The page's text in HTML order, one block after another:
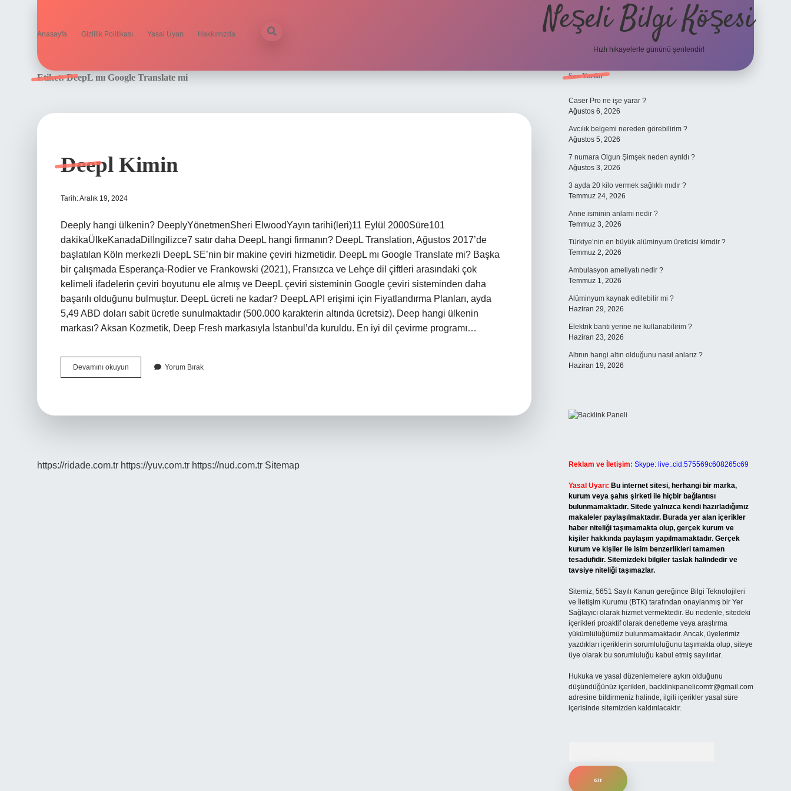
Anasayfa Gizlilik Politikası Yasal Uyarı Hakkımızda Neşeli Bilgi Köşesi
Hızlı hikayelerle gününü şenlendir!
Etiket:DeepL mı Google Translate mi
Deepl Kimin
Tarih: Aralık 19, 2024
Deeply hangi ülkenin? DeeplyYönetmenSheri ElwoodYayın tarihi(leri)11 Eylül 2000Süre101
dakikaÜlkeKanadaDilİngilizce7 satır daha DeepL hangi firmanın? DeepL Translation, Ağustos 2017’de
başlatılan Köln merkezli DeepL SE’nin bir makine çeviri hizmetidir. DeepL mı Google Translate mi? Başka
bir çalışmada Esperança-Rodier ve Frankowski (2021), Fransızca ve Lehçe dil çiftleri arasındaki çok
kelimeli ifadelerin çeviri boyutunu ele almış ve DeepL çeviri sisteminin Google çeviri sisteminden daha
başarılı olduğunu bulmuştur. DeepL ücreti ne kadar? DeepL API erişimi için Fiyatlandırma Planları, ayda
5,49 ABD doları sabit ücretle sunulmaktadır (500.000 karakterin altında ücretsiz). Deep hangi ülkenin
markası? Aksan Kozmetik, Deep Fresh markasıyla İstanbul’da kuruldu. En iyi dil çevirme programı…
Devamını okuyun
Kimin
Yorum Bırak
https://ridade.com.tr https://yuv.com.tr https://nud.com.tr Sitemap
Sidebar
Son Yazılar
Caser Pro ne işe yarar ?
Ağustos 6, 2026
Avcılık belgemi nereden görebilirim ?
Ağustos 5, 2026
7 numara Olgun Şimşek neden ayrıldı ?
Ağustos 3, 2026
3 ayda 20 kilo vermek sağlıklı mıdır ?
Temmuz 24, 2026
Anne isminin anlamı nedir ?
Temmuz 3, 2026
Türkiye’nin en büyük alüminyum üreticisi kimdir ?
Temmuz 2, 2026
Ambulasyon ameliyatı nedir ?
Temmuz 1, 2026
Alüminyum kaynak edilebilir mi ?
Haziran 29, 2026
Elektrik bantı yerine ne kullanabilirim ?
Haziran 23, 2026
Altının hangi altın olduğunu nasıl anlarız ?
Haziran 19, 2026
Reklam ve İletişim: Skype: live:.cid.575569c608265c69
Yasal Uyarı: Bu internet sitesi, herhangi bir marka,
kurum veya şahıs şirketi ile hiçbir bağlantısı
bulunmamaktadır. Sitede yalnızca kendi hazırladığımız
makaleler paylaşılmaktadır. Burada yer alan içerikler
haber niteliği taşımamakta olup, gerçek kurum ve
kişiler hakkında paylaşım yapılmamaktadır. Gerçek
kurum ve kişiler ile isim benzerlikleri tamamen
tesadüfidir. Sitemizdeki bilgiler taslak halindedir ve
tavsiye niteliği taşımazlar.
Sitemiz, 5651 Sayılı Kanun gereğince Bilgi Teknolojileri
ve İletişim Kurumu (BTK) tarafından onaylanmış bir Yer
Sağlayıcı olarak hizmet vermektedir. Bu nedenle, sitedeki
içerikleri proaktif olarak denetleme veya araştırma
yükümlülüğümüz bulunmamaktadır. Ancak, üyelerimiz
yazdıkları içeriklerin sorumluluğunu taşımakta olup, siteye
üye olarak bu sorumluluğu kabul etmiş sayılırlar.
Hukuka ve yasal düzenlemelere aykırı olduğunu
düşündüğünüz içerikleri, backlinkpanelicomtr@gmail.com
adresine bildirmeniz halinde, ilgili içerikler yasal süre
içerisinde sitemizden kaldırılacaktır.